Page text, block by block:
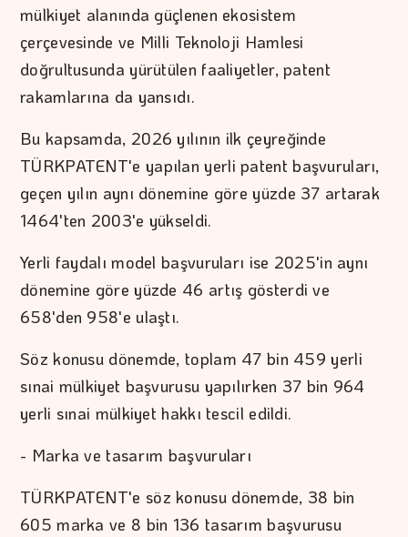
mülkiyet alanında güçlenen ekosistem
çerçevesinde ve Milli Teknoloji Hamlesi
doğrultusunda yürütülen faaliyetler, patent
rakamlarına da yansıdı.
Bu kapsamda, 2026 yılının ilk çeyreğinde
TÜRKPATENT'e yapılan yerli patent başvuruları,
geçen yılın aynı dönemine göre yüzde 37 artarak
1464'ten 2003'e yükseldi.
Yerli faydalı model başvuruları ise 2025'in aynı
dönemine göre yüzde 46 artış gösterdi ve
658'den 958'e ulaştı.
Söz konusu dönemde, toplam 47 bin 459 yerli
sınai mülkiyet başvurusu yapılırken 37 bin 964
yerli sınai mülkiyet hakkı tescil edildi.
- Marka ve tasarım başvuruları
TÜRKPATENT'e söz konusu dönemde, 38 bin
605 marka ve 8 bin 136 tasarım başvurusu